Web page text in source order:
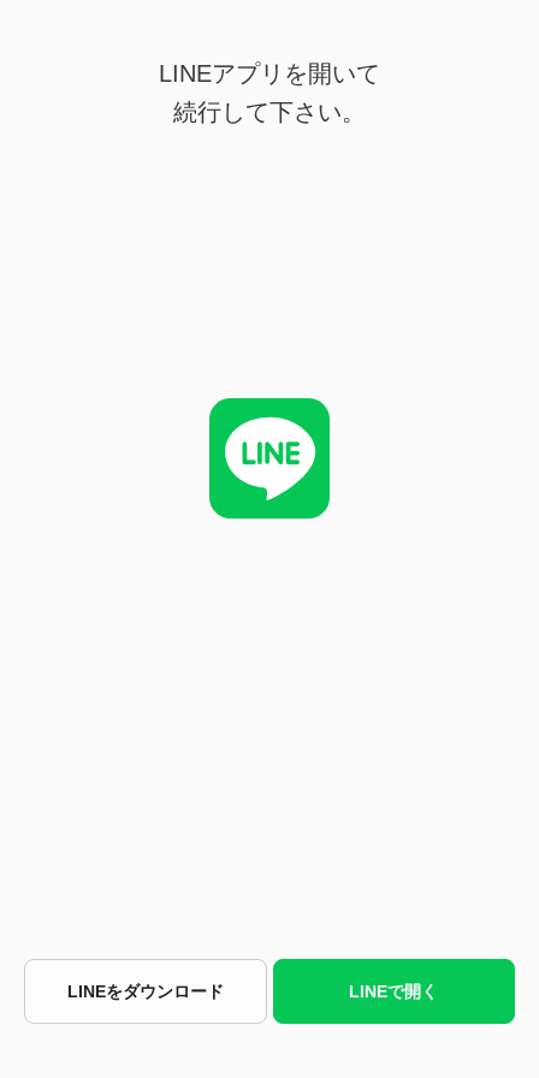
LINEアプリを開いて
続行して下さい。
LINEをダウンロード LINEで開く